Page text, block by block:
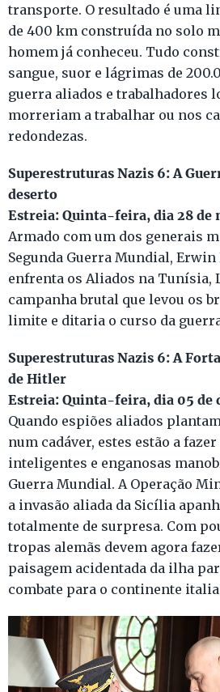
transporte. O resultado é uma
de 400 km construída no solo
homem já conheceu. Tudo
sangue, suor e lágrimas de
guerra aliados e trabalhadores
morreriam a trabalhar ou nos
redondezas.
Superestruturas Nazis 6: A
deserto
Estreia: Quinta-feira, dia 28 de
Armado com um dos generais
Segunda Guerra Mundial,
enfrenta os Aliados na Tunísia,
campanha brutal que levou os
limite e ditaria o curso da
Superestruturas Nazis 6: A
de Hitler
Estreia: Quinta-feira, dia 05 de
Quando espiões aliados
num cadáver, estes estão a
inteligentes e enganosas
Guerra Mundial. A Operação
a invasão aliada da Sicília
totalmente de surpresa. Com
tropas alemãs devem agora
paisagem acidentada da ilha
combate para o continente